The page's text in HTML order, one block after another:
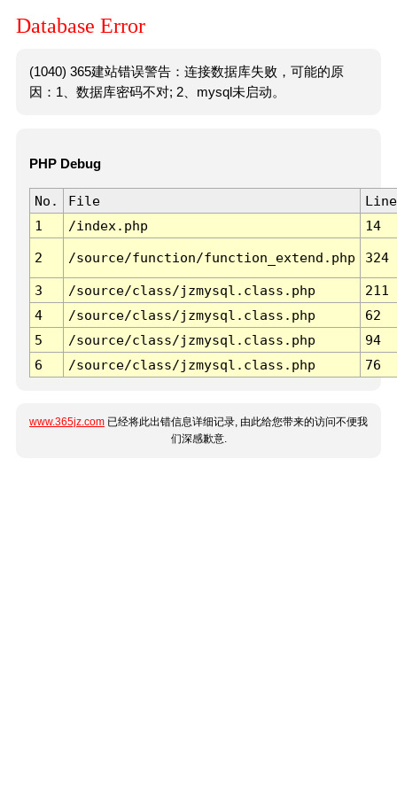
Database Error
(1040) 365建站错误警告：连接数据库失败，可能的原
因：1、数据库密码不对; 2、mysql未启动。
PHP Debug
No. File
Line
1
/index.php 14
2 /source/function/function_extend.php 324
3 /source/class/jzmysql.class.php
211
4
/source/class/jzmysql.class.php
62
5
/source/class/jzmysql.class.php
94
6
/source/class/jzmysql.class.php 76
www.365jz.com 已经将此出错信息详细记录, 由此给您带来的访问不便我
们深感歉意.